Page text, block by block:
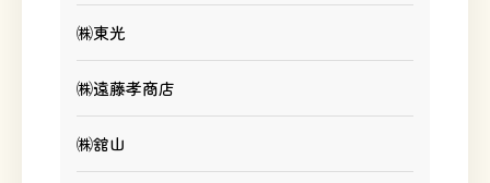
㈱東光
㈱遠藤孝商店
㈱舘山